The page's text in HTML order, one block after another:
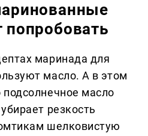
попробовать
маринада для
масло. А в этом
масло
резкость
шелковистую